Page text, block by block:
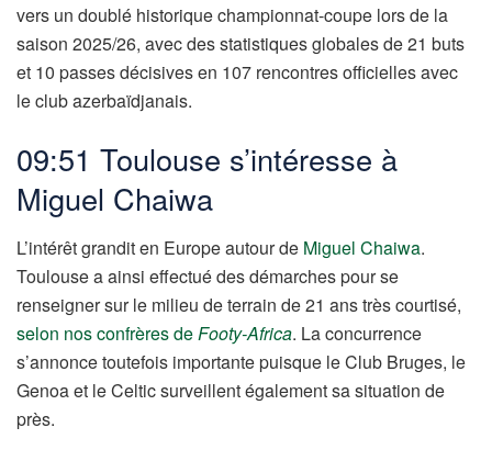
vers un doublé historique championnat-coupe lors de la
saison 2025/26, avec des statistiques globales de 21 buts
et 10 passes décisives en 107 rencontres officielles avec
le club azerbaïdjanais.
09:51 Toulouse s’intéresse à
Miguel Chaiwa
L’intérêt grandit en Europe autour de Miguel Chaiwa.
Toulouse a ainsi effectué des démarches pour se
renseigner sur le milieu de terrain de 21 ans très courtisé,
selon nos confrères deFooty-Africa. La concurrence
s’annonce toutefois importante puisque le Club Bruges, le
Genoa et le Celtic surveillent également sa situation de
près.